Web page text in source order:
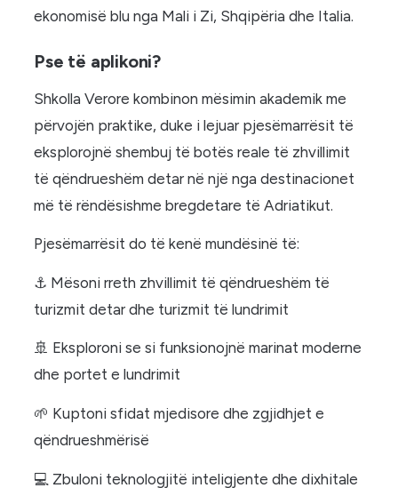
ekonomisë blu nga Mali i Zi, Shqipëria dhe Italia.
Pse të aplikoni?
Shkolla Verore kombinon mësimin akademik me
përvojën praktike, duke i lejuar pjesëmarrësit të
eksplorojnë shembuj të botës reale të zhvillimit
të qëndrueshëm detar në një nga destinacionet
më të rëndësishme bregdetare të Adriatikut.
Pjesëmarrësit do të kenë mundësinë të:
⚓ Mësoni rreth zhvillimit të qëndrueshëm të
turizmit detar dhe turizmit të lundrimit
🚢 Eksploroni se si funksionojnë marinat moderne
dhe portet e lundrimit
🌱 Kuptoni sfidat mjedisore dhe zgjidhjet e
qëndrueshmërisë
💻 Zbuloni teknologjitë inteligjente dhe dixhitale